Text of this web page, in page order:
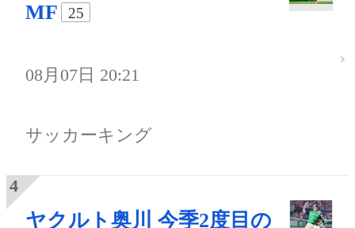
MF
25
08月07日 20:21
サッカーキング
ヤクルト奥川 今季2度目の